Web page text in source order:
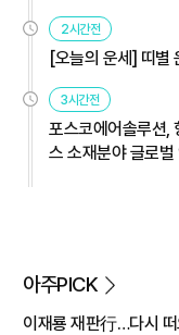
2시간전
[오늘의 운세] 띠별
3시간전
포스코에어솔루션,
스 소재분야 글로벌
아주PICK
이재룡 재판行…다시